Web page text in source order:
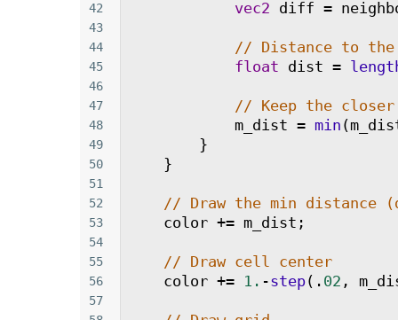
42 vec2 diff =
43
44
// Distance to
45 float dist =
46
47
// Keep the
48 m_dist = min (
49 }
50 }
51
52
// Draw the min distance
53 color += m_dist ;
54
55
// Draw cell center
56 color += 1. -step(. 02 ,
57